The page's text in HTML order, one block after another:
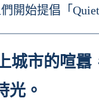
開始提倡「
城市的喧
光。